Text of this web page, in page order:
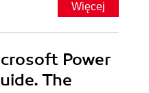
Więcej
Power
The